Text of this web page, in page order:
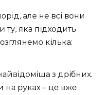
але не всі вони
ту, яка підходить
кілька:
з дрібних.
на руках – це вже